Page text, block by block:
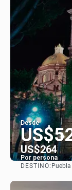
Desde
US$264
Por persona
DESTINO: Puebla